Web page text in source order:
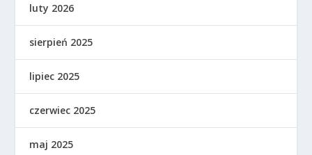
luty 2026
sierpień 2025
lipiec 2025
czerwiec 2025
maj 2025